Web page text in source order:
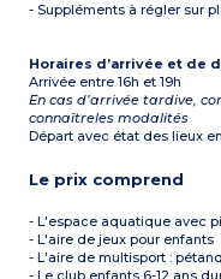
- Suppléments à régler sur
Horaires d’arrivée et de
Arrivée entre 16h et 19h
En cas d’arrivée tardive,
connaîtreles modalités
Départ avec état des lieux
Le prix comprend
- L'espace aquatique avec
- L'aire de jeux pour enfants
- L'aire de multisport :